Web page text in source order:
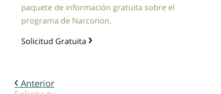
paquete de información gratuita sobre el
programa de Narconon.
Solicitud Gratuita
Anterior